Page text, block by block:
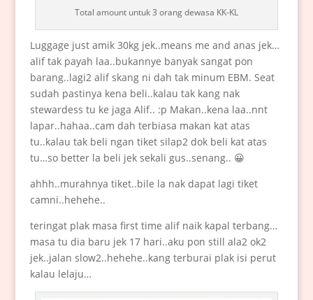
Total amount untuk 3 orang dewasa KK-KL
Luggage just amik 30kg jek..means me and anas jek…
alif tak payah laa..bukannye banyak sangat pon
barang..lagi2 alif skang ni dah tak minum EBM. Seat
sudah pastinya kena beli..kalau tak kang nak
stewardess tu ke jaga Alif.. :p Makan..kena laa..nnt
lapar..hahaa..cam dah terbiasa makan kat atas
tu..kalau tak beli ngan tiket silap2 dok beli kat atas
tu…so better la beli jek sekali gus..senang.. 😀
ahhh..murahnya tiket..bile la nak dapat lagi tiket
camni..hehehe..
teringat plak masa first time alif naik kapal terbang…
masa tu dia baru jek 17 hari..aku pon still ala2 ok2
jek..jalan slow2..hehehe..kang terburai plak isi perut
kalau lelaju…